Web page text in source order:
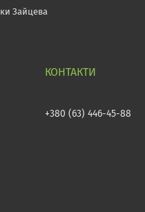
Зайцева
+380 (63) 446-45-88